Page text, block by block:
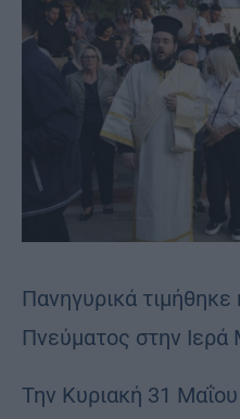
Πανηγυρικά
Πνεύματος στην
Την Κυριακή 31